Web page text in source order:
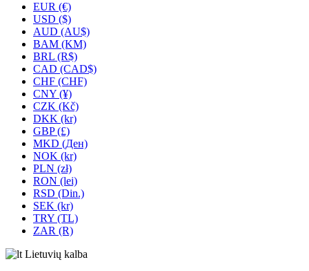
EUR (€)
USD ($)
AUD (AU$)
BAM (KM)
BRL (R$)
CAD (CAD$)
CHF (CHF)
CNY (¥)
CZK (Kč)
DKK (kr)
GBP (£)
MKD (Ден)
NOK (kr)
PLN (zł)
RON (lei)
RSD (Din.)
SEK (kr)
TRY (TL)
ZAR (R)
Lietuvių kalba